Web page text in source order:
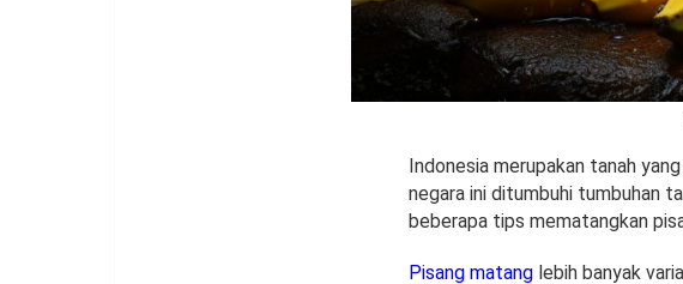
Indonesia merupakan tanah
negara ini ditumbuhi tumbuhan
beberapa tips mematangkan
Pisang matang lebih banyak